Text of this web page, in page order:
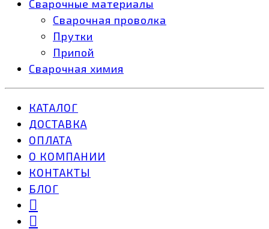
Сварочные материалы
Сварочная проволка
Прутки
Припой
Сварочная химия
КАТАЛОГ
ДОСТАВКА
ОПЛАТА
О КОМПАНИИ
КОНТАКТЫ
БЛОГ